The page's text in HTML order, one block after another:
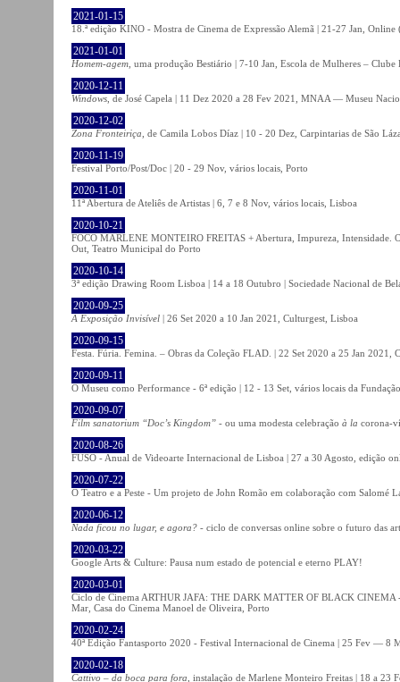
2021-01-15
18.ª edição KINO - Mostra de Cinema de Expressão Alemã | 21-27 Jan,
2021-01-01
Homem-agem , uma produção Bestiário | 7-10 Jan, Escola de Mulheres – Clube
2020-12-11
Windows , de José Capela | 11 Dez 2020 a 28 Fev 2021, MNAA — Museu
2020-12-02
Zona Fronteiriça , de Camila Lobos Díaz | 10 - 20 Dez, Carpintarias de São
2020-11-19
Festival Porto/Post/Doc | 20 - 29 Nov, vários locais, Porto
2020-11-01
11ª Abertura de Ateliês de Artistas | 6, 7 e 8 Nov, vários locais, Lisboa
2020-10-21
FOCO MARLENE MONTEIRO FREITAS + Abertura, Impureza, Intensidade.
Out, Teatro Municipal do Porto
2020-10-14
3ª edição Drawing Room Lisboa | 14 a 18 Outubro | Sociedade Nacional de
2020-09-25
A Exposição Invisível | 26 Set 2020 a 10 Jan 2021, Culturgest, Lisboa
2020-09-15
Festa. Fúria. Femina. – Obras da Coleção FLAD. | 22 Set 2020 a 25 Jan
2020-09-11
O Museu como Performance - 6ª edição | 12 - 13 Set, vários locais da
2020-09-07
Film sanatorium “Doc’s Kingdom” - ou uma modesta celebração à la corona-
2020-08-26
FUSO - Anual de Videoarte Internacional de Lisboa | 27 a 30 Agosto, edição
2020-07-22
O Teatro e a Peste - Um projeto de John Romão em colaboração com Salomé
2020-06-12
Nada ficou no lugar, e agora? - ciclo de conversas online sobre o futuro das
2020-03-22
Google Arts & Culture: Pausa num estado de potencial e eterno PLAY!
2020-03-01
Ciclo de Cinema ARTHUR JAFA: THE DARK MATTER OF BLACK
Mar, Casa do Cinema Manoel de Oliveira, Porto
2020-02-24
40ª Edição Fantasporto 2020 - Festival Internacional de Cinema | 25 Fev — 8
2020-02-18
Cattivo – da boca para fora , instalação de Marlene Monteiro Freitas | 18 a